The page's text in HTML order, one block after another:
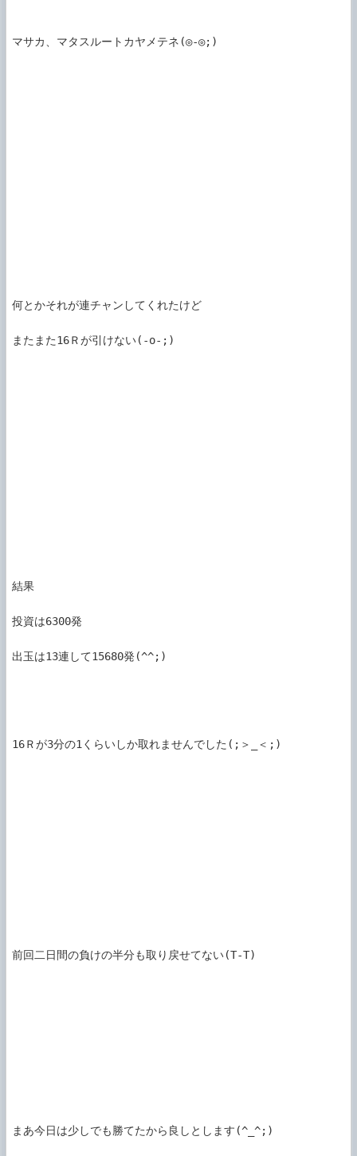
マサカ、マタスルートカヤメテネ(◎-◎;)
何とかそれが連チャンしてくれたけど
またまた16Ｒが引けない(-o-;)
結果
投資は6300発
出玉は13連して15680発(^^;)
16Ｒが3分の1くらいしか取れませんでした(;＞_＜;)
前回二日間の負けの半分も取り戻せてない(T-T)
まあ今日は少しでも勝てたから良しとします(^_^;)